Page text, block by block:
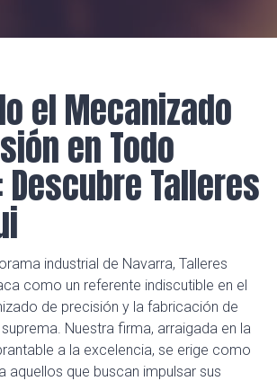
el Mecanizado
en Todo
Descubre Talleres
industrial de Navarra, Talleres
como un referente indiscutible en el
de precisión y la fabricación de
Nuestra firma, arraigada en la
a la excelencia, se erige como
aquellos que buscan impulsar sus